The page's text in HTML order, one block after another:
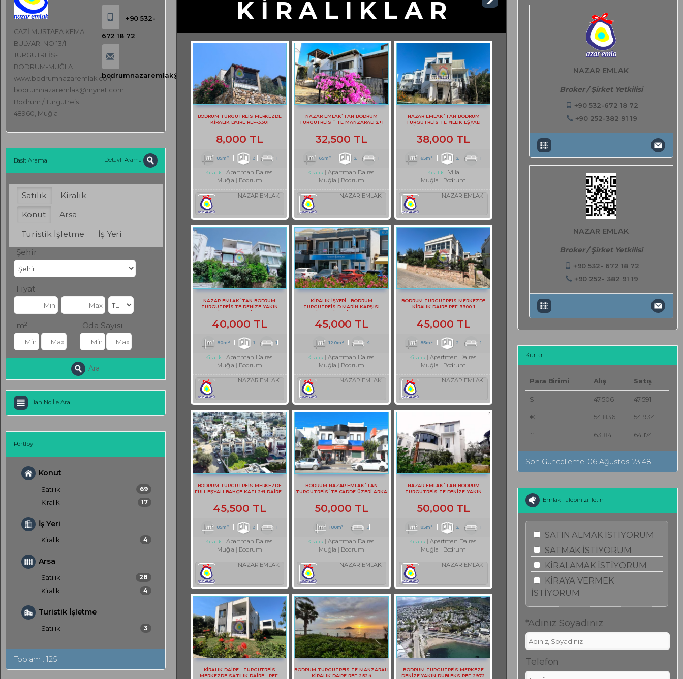
GAZİ MUSTAFA KEMAL
BULVARI NO:13/1
TURGUTREİS-
BODRUM-MUĞLA
www.bodrumnazaremlak.com
bodrumnazaremlak@mynet.com
Bodrum / Turgutreis
48960, Muğla
+90 532-
672 18 72
bodrumnazaremlak@mynet.com
Basit Arama Detaylı Arama
Satılık
Kiralık
Konut
Arsa
Turistik İşletme
İş Yeri
Şehir
Fiyat
m² Oda Sayısı
Ara
İlan No İle Ara
Portföy
Konut
Satılık 69
Kiralık 17
İş Yeri
Kiralık 4
Arsa
Satılık 28
Kiralık 4
Turistik İşletme
Satılık 3
Toplam : 125
K İ R A L I K L A R
BODRUM TURGUTREIS MERKEZDE
KİRALIK DAIRE REF-3301
8,000 TL
85m² 2 1
Kiralık
Apartman Dairesi
Muğla
Bodrum
NAZAR EMLAK
NAZAR EMLAK`TAN BODRUM
TURGUTREİS ` TE MANZARALI 2+1
32,500 TL
65m² 2 1
Kiralık
Apartman Dairesi
Muğla
Bodrum
NAZAR EMLAK
NAZAR EMLAK`TAN BODRUM
TURGUTREİS TE YILLIK EŞYALI
38,000 TL
65m² 2 1
Kiralık
Villa
Muğla
Bodrum
NAZAR EMLAK
NAZAR EMLAK`TAN BODRUM
TURGUTREİS TE DENİZE YAKIN
EŞYALI KİRALIK 1+1 DAİRE REF-2983
40,000 TL
80m² 1 1
Kiralık
Apartman Dairesi
Muğla
Bodrum
NAZAR EMLAK
KİRALIK İŞYERİ - BODRUM
TURGUTREİS D-MARİN KARŞISI
KİRALIK İŞYERİ REF-3131
45,000 TL
120m² 4
Kiralık
Apartman Dairesi
Muğla
Bodrum
NAZAR EMLAK
BODRUM TURGUTREIS MERKEZDE
KİRALIK DAIRE REF-3300-1
45,000 TL
85m² 2 1
Kiralık
Apartman Dairesi
Muğla
Bodrum
NAZAR EMLAK
BODRUM TURGUTREİS MERKEZDE
FULL EŞYALI BAHÇE KATI 2+1 DAİRE -
45,500 TL
85m² 2 1
Kiralık
Apartman Dairesi
Muğla
Bodrum
NAZAR EMLAK
BODRUM NAZAR EMLAK`TAN
TURGUTREİS`TE CADDE ÜZERİ ARKA
50,000 TL
180m² 3
Kiralık
Apartman Dairesi
Muğla
Bodrum
NAZAR EMLAK
NAZAR EMLAK`TAN BODRUM
TURGUTREİS TE DENİZE YAKIN
50,000 TL
85m² 2 1
Kiralık
Apartman Dairesi
Muğla
Bodrum
NAZAR EMLAK
KİRALIK DAİRE - TURGUTREİS
MERKEZDE SATILIK DAİRE - REF-
BODRUM TURGUTREIS TE MANZARALI
KİRALIK DAIRE REF-2524
BODRUM TURGUTREİS MERKEZE
DENİZE YAKIN DUBLEKS REF-2972
NAZAR EMLAK
Broker / Şirket Yetkilisi
+90 532-672 18 72
+90 252-382 91 19
NAZAR EMLAK
Broker / Şirket Yetkilisi
+90 532- 672 18 72
+90 252- 382 91 19
Kurlar
Para Birimi Alış Satış
$ 47.506 47.591
€ 54.836 54.934
£ 63.841 64.174
Son Güncelleme 06 Ağustos, 23:48
Emlak Talebinizi İletin
SATIN ALMAK İSTİYORUM
SATMAK İSTİYORUM
KİRALAMAK İSTİYORUM
KİRAYA VERMEK
İSTİYORUM
*Adınız Soyadınız
Telefon